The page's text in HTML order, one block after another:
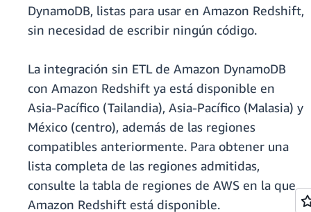
DynamoDB, listas para usar en Amazon Redshift,
sin necesidad de escribir ningún código.
La integración sin ETL de Amazon DynamoDB
con Amazon Redshift ya está disponible en
Asia-Pacífico (Tailandia), Asia-Pacífico (Malasia) y
México (centro), además de las regiones
compatibles anteriormente. Para obtener una
lista completa de las regiones admitidas,
consulte la tabla de regiones de AWS en la que
Amazon Redshift está disponible.